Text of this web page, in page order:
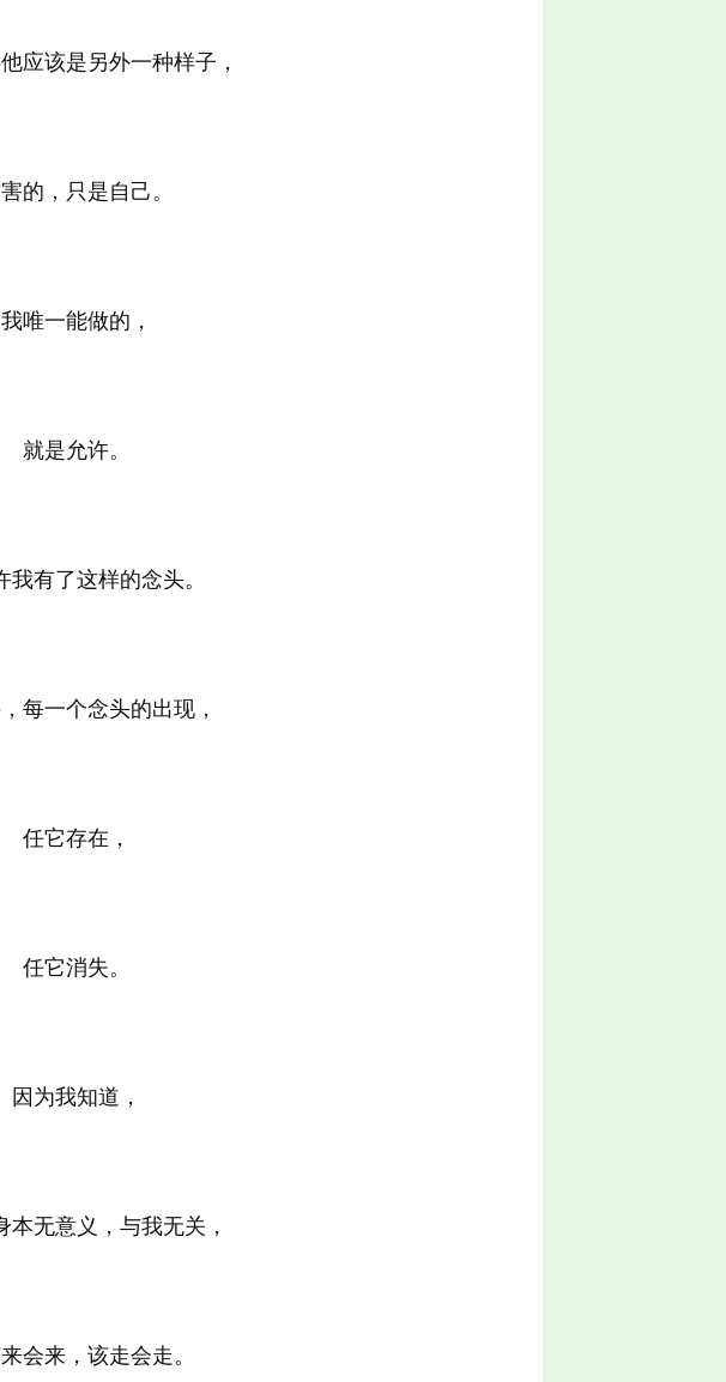
应该是另外一种样子，
的，只是自己。
我唯一能做的，
就是允许。
我有了这样的念头。
每一个念头的出现，
任它存在，
任它消失。
因为我知道，
本无意义，与我无关，
会来，该走会走。